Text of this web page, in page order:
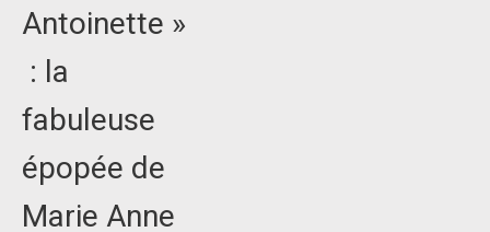
Antoinette »
: la
fabuleuse
épopée de
Marie Anne